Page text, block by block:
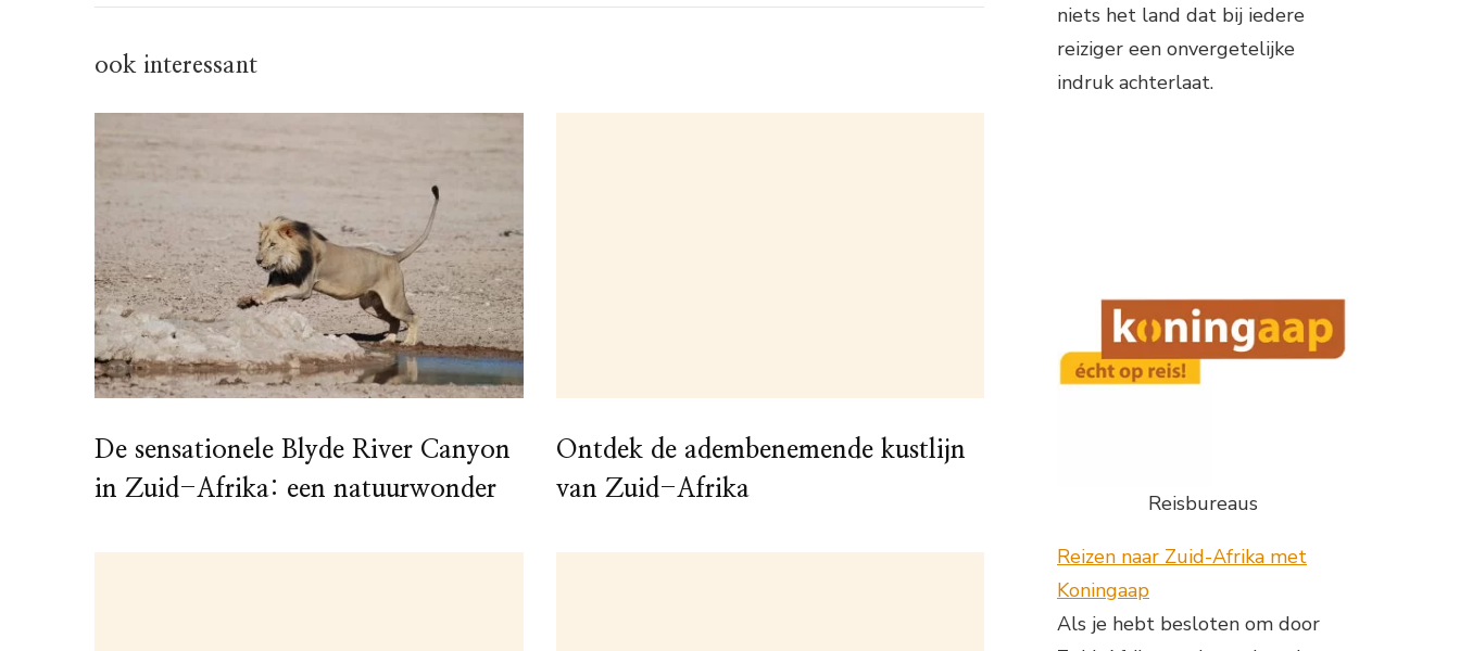
ook interessant
De sensationele Blyde River Canyon
in Zuid-Afrika: een natuurwonder
Ontdek de adembenemende kustlijn
van Zuid-Afrika
niets het land dat bij iedere
reiziger een onvergetelijke
indruk achterlaat.
Reisbureaus
Reizen naar Zuid-Afrika met
Koningaap
Als je hebt besloten om door